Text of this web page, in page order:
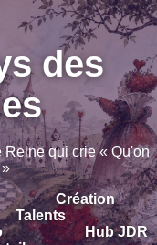
des
Reine qui crie « Qu'on
Création
Talents
Hub JDR